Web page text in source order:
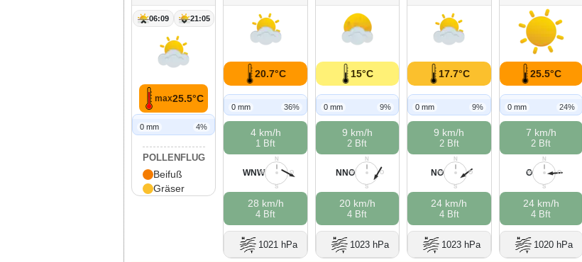
06:09 21:05
max25.5°C
0 mm 4%
POLLENFLUG
Beifuß
Gräser
20.7°C
0 mm 36%
4 km/h
1 Bft
N
O
S
W
WNW
28 km/h
4 Bft
1021 hPa
15°C
0 mm 9%
9 km/h
2 Bft
N
O
S
W
NNO
20 km/h
4 Bft
1023 hPa
17.7°C
0 mm 9%
9 km/h
2 Bft
N
O
S
W
NO
24 km/h
4 Bft
1023 hPa
25.5°C
0 mm 24%
7 km/h
2 Bft
N
O
S
W
O
24 km/h
4 Bft
1020 hPa